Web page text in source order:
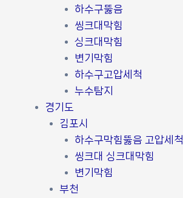
하수구뚫음
씽크대막힘
싱크대막힘
변기막힘
하수구고압세척
누수탐지
경기도
김포시
하수구막힘뚫음 고압세척
씽크대 싱크대막힘
변기막힘
부천